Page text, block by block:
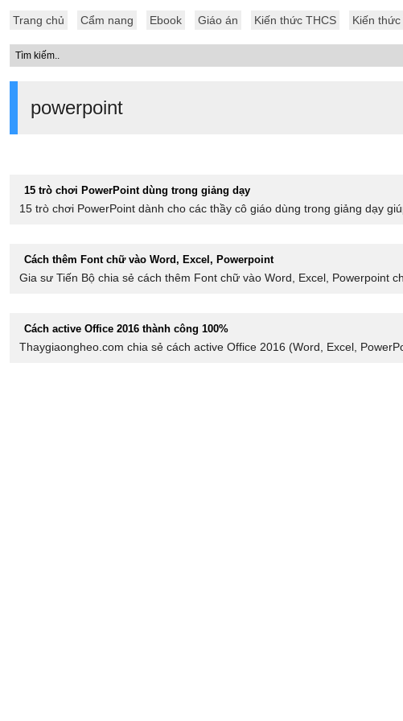
Trang chủ Cẩm nang Ebook Giáo án Kiến thức THCS Kiến
powerpoint
15 trò chơi PowerPoint dùng trong giảng dạy
15 trò chơi PowerPoint dành cho các thầy cô giáo dùng trong giảng dạy
Cách thêm Font chữ vào Word, Excel, Powerpoint
Gia sư Tiến Bộ chia sẻ cách thêm Font chữ vào Word, Excel, Powerpoint
Cách active Office 2016 thành công 100%
Thaygiaongheo.com chia sẻ cách active Office 2016 (Word, Excel,